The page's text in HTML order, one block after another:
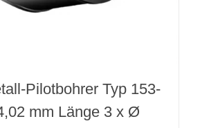
Pilotbohrer Typ 153-
mm Länge 3 x Ø